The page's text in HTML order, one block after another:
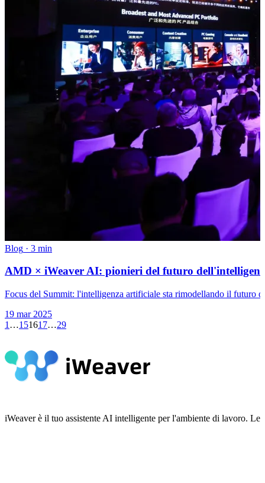
Blog · 3 min
AMD × iWeaver AI: pionieri del futuro
Focus del Summit: l'intelligenza artificiale sta rimodellando il futuro
19 mar 2025
1 …151617…29
iWeaver è il tuo assistente AI intelligente per l'ambiente di lavoro.